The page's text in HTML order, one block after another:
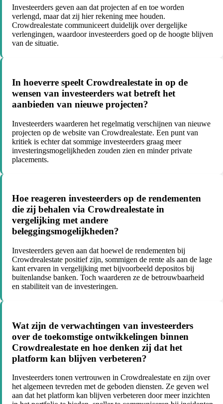
Investeerders geven aan dat projecten af en toe worden
verlengd, maar dat zij hier rekening mee houden.
Crowdrealestate communiceert duidelijk over dergelijke
verlengingen, waardoor investeerders goed op de hoogte blijven
van de situatie.
In hoeverre speelt Crowdrealestate in op de
wensen van investeerders wat betreft het
aanbieden van nieuwe projecten?
Investeerders waarderen het regelmatig verschijnen van nieuwe
projecten op de website van Crowdrealestate. Een punt van
kritiek is echter dat sommige investeerders graag meer
investeringsmogelijkheden zouden zien en minder private
placements.
Hoe reageren investeerders op de rendementen
die zij behalen via Crowdrealestate in
vergelijking met andere
beleggingsmogelijkheden?
Investeerders geven aan dat hoewel de rendementen bij
Crowdrealestate positief zijn, sommigen de rente als aan de lage
kant ervaren in vergelijking met bijvoorbeeld depositos bij
buitenlandse banken. Toch waarderen ze de betrouwbaarheid
en stabiliteit van de investeringen.
Wat zijn de verwachtingen van investeerders
over de toekomstige ontwikkelingen binnen
Crowdrealestate en hoe denken zij dat het
platform kan blijven verbeteren?
Investeerders tonen vertrouwen in Crowdrealestate en zijn over
het algemeen tevreden met de geboden diensten. Ze geven wel
aan dat het platform kan blijven verbeteren door meer inzichten